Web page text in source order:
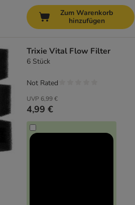
Zum Warenkorb
hinzufügen
Trixie Vital Flow Filter
6 Stück
UVP 6,99 €
4,99 €
Not Rated